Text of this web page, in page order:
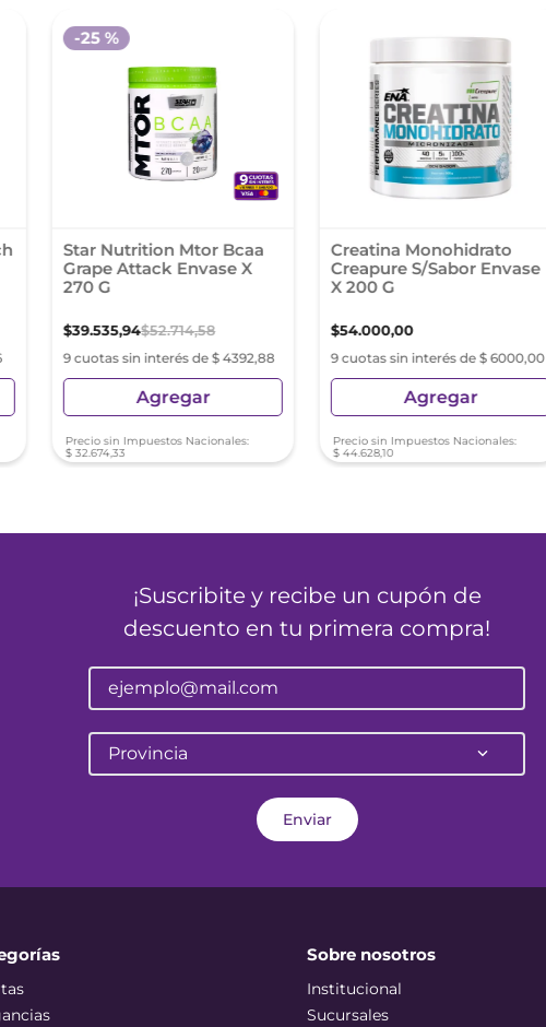
Star Nutrition Mtor Bcaa
Grape Attack Envase X
270 G
$39.535,94$52.714,58
9 cuotas sin interés de $ 4392,88
-25 %
Agregar
Precio sin Impuestos Nacionales:
$ 32.674,33
Creatina Monohidrato
Creapure S/Sabor Envase
X 200 G
$54.000,00
9 cuotas sin interés de $ 6000,00
Agregar
Precio sin Impuestos Nacionales:
$ 44.628,10
¡Suscribite y recibe un cupón de
descuento en tu primera compra!
Provincia
Enviar
Sobre nosotros
Institucional
Sucursales